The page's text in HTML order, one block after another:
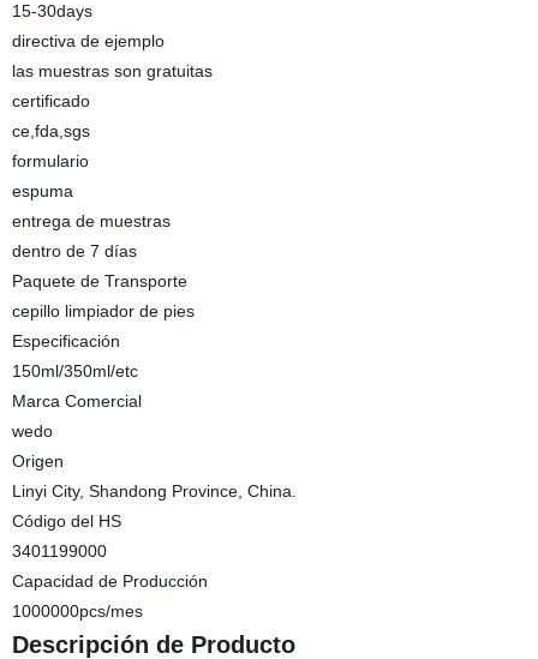
15-30days
directiva de ejemplo
las muestras son gratuitas
certificado
ce,fda,sgs
formulario
espuma
entrega de muestras
dentro de 7 días
Paquete de Transporte
cepillo limpiador de pies
Especificación
150ml/350ml/etc
Marca Comercial
wedo
Origen
Linyi City, Shandong Province, China.
Código del HS
3401199000
Capacidad de Producción
1000000pcs/mes
Descripción de Producto